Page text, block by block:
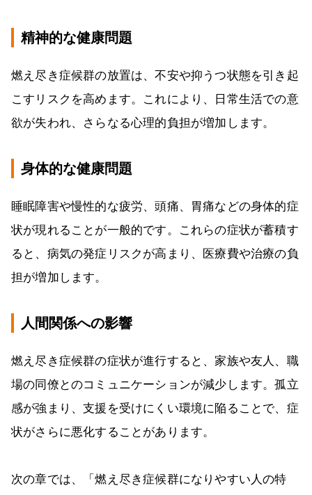
精神的な健康問題
燃え尽き症候群の放置は、不安や抑うつ状態を引き起
こすリスクを高めます。これにより、日常生活での意
欲が失われ、さらなる心理的負担が増加します。
身体的な健康問題
睡眠障害や慢性的な疲労、頭痛、胃痛などの身体的症
状が現れることが一般的です。これらの症状が蓄積す
ると、病気の発症リスクが高まり、医療費や治療の負
担が増加します。
人間関係への影響
燃え尽き症候群の症状が進行すると、家族や友人、職
場の同僚とのコミュニケーションが減少します。孤立
感が強まり、支援を受けにくい環境に陥ることで、症
状がさらに悪化することがあります。
次の章では、「燃え尽き症候群になりやすい人の特